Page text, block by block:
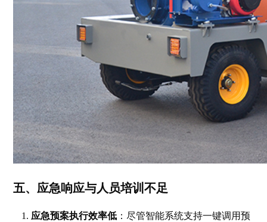
五、应急响应与人员培训不足
应急预案执行效率低 ：尽管智能系统支持一键调用预